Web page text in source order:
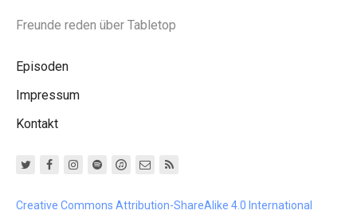
Freunde reden über Tabletop
Episoden
Impressum
Kontakt
Creative Commons Attribution-ShareAlike 4.0 International